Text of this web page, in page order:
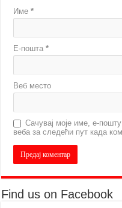
Име*
Е-пошта*
Веб место
Сачувај моје име, е-
веба за следећи пут када
Find us on Facebook